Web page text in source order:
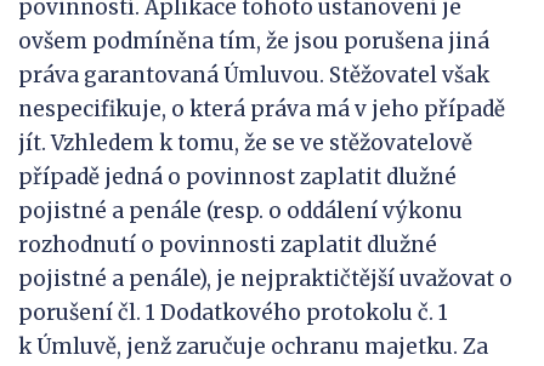
povinností. Aplikace tohoto ustanovení je
ovšem podmíněna tím, že jsou porušena jiná
práva garantovaná Úmluvou. Stěžovatel však
nespecifikuje, o která práva má v jeho případě
jít. Vzhledem k tomu, že se ve stěžovatelově
případě jedná o povinnost zaplatit dlužné
pojistné a penále (resp. o oddálení výkonu
rozhodnutí o povinnosti zaplatit dlužné
pojistné a penále), je nejpraktičtější uvažovat o
porušení čl. 1 Dodatkového protokolu č. 1
k Úmluvě, jenž zaručuje ochranu majetku. Za